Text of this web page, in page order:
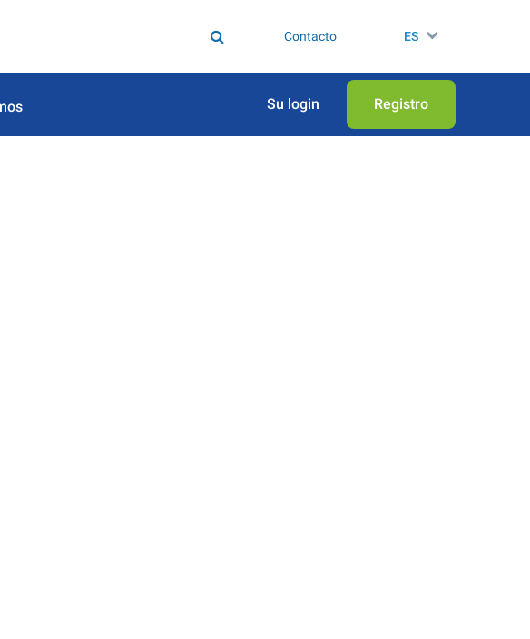
Contacto ES
Su login Registro